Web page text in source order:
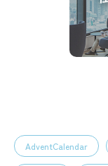
AdventCalendar